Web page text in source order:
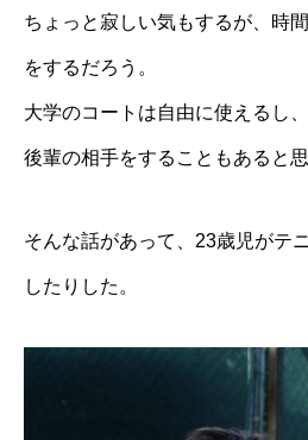
ちょっと寂しい気もするが、時
をするだろう。
大学のコートは自由に使えるし
後輩の相手をすることもあると思
そんな話があって、23歳児がテ
したりした。